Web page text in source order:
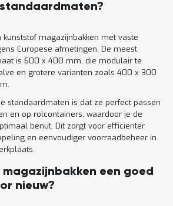
kunststof magazijnbakken met vaste
Europese afmetingen. De meest
is 600 x 400 mm, die modulair te
en grotere varianten zoals 400 x 300
standaardmaten is dat ze perfect passen
en op rolcontainers, waardoor je de
benut. Dit zorgt voor efficiënter
en eenvoudiger voorraadbeheer in
een goed
nieuw?